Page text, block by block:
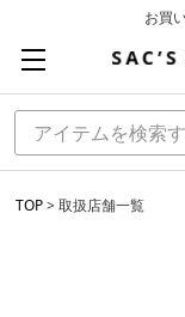
お買
当日～翌営業日を
TOP 取扱店舗一覧